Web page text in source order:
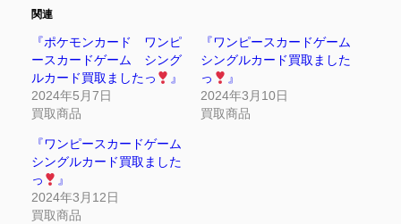
関連
『ポケモンカード ワンピ
ースカードゲーム シング
ルカード買取ましたっ
』
2024年5月7日
買取商品
『ワンピースカードゲーム
シングルカード買取ました
っ
』
2024年3月10日
買取商品
『ワンピースカードゲーム
シングルカード買取ました
っ
』
2024年3月12日
買取商品